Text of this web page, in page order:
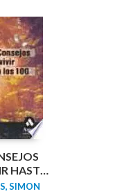
HASTA
LIBRO
SIMON